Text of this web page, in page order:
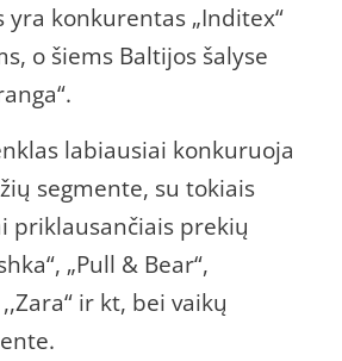
yra konkurentas „Inditex“
o šiems Baltijos šalyse
labiausiai konkuruoja
segmente, su tokiais
priklausančiais prekių
„Pull & Bear“,
ir kt, bei vaikų